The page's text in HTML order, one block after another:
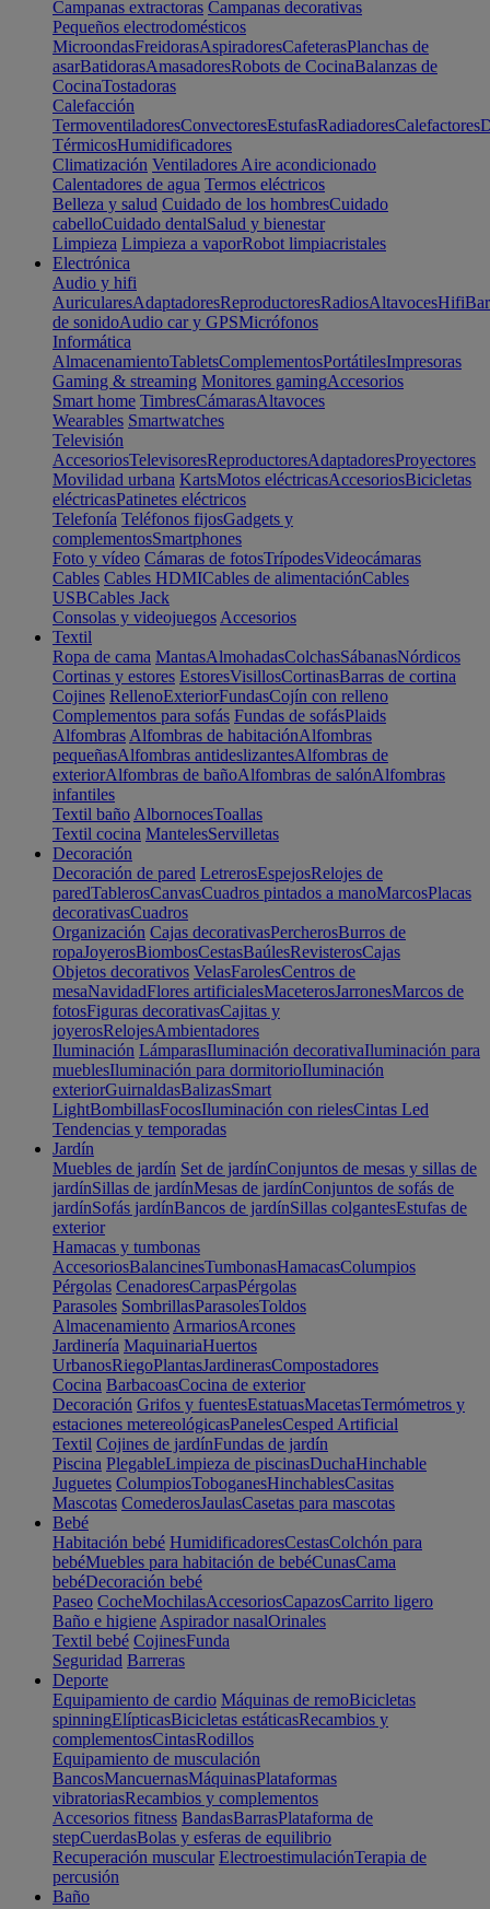
Campanas extractoras Campanas decorativas
Pequeños electrodomésticos
MicroondasFreidorasAspiradoresCafeterasPlanchas de
asarBatidorasAmasadoresRobots de CocinaBalanzas de
CocinaTostadoras
Calefacción
TermoventiladoresConvectoresEstufasRadiadoresCalefactores
TérmicosHumidificadores
Climatización Ventiladores Aire acondicionado
Calentadores de agua Termos eléctricos
Belleza y salud Cuidado de los hombresCuidado
cabelloCuidado dentalSalud y bienestar
Limpieza Limpieza a vaporRobot limpiacristales
Electrónica
Audio y hifi
AuricularesAdaptadoresReproductoresRadiosAltavocesHifi
de sonidoAudio car y GPSMicrófonos
Informática
AlmacenamientoTabletsComplementosPortátilesImpresoras
Gaming & streaming Monitores gamingAccesorios
Smart home TimbresCámarasAltavoces
Wearables Smartwatches
Televisión
AccesoriosTelevisoresReproductoresAdaptadoresProyectores
Movilidad urbana KartsMotos eléctricasAccesoriosBicicletas
eléctricasPatinetes eléctricos
Telefonía Teléfonos fijosGadgets y
complementosSmartphones
Foto y vídeo Cámaras de fotosTrípodesVideocámaras
Cables Cables HDMICables de alimentaciónCables
USBCables Jack
Consolas y videojuegos Accesorios
Textil
Ropa de cama MantasAlmohadasColchasSábanasNórdicos
Cortinas y estores EstoresVisillosCortinasBarras de cortina
Cojines RellenoExteriorFundasCojín con relleno
Complementos para sofás Fundas de sofásPlaids
Alfombras Alfombras de habitaciónAlfombras
pequeñasAlfombras antideslizantesAlfombras de
exteriorAlfombras de bañoAlfombras de salónAlfombras
infantiles
Textil baño AlbornocesToallas
Textil cocina MantelesServilletas
Decoración
Decoración de pared LetrerosEspejosRelojes de
paredTablerosCanvasCuadros pintados a manoMarcosPlacas
decorativasCuadros
Organización Cajas decorativasPercherosBurros de
ropaJoyerosBiombosCestasBaúlesRevisterosCajas
Objetos decorativos VelasFarolesCentros de
mesaNavidadFlores artificialesMaceterosJarronesMarcos de
fotosFiguras decorativasCajitas y
joyerosRelojesAmbientadores
Iluminación LámparasIluminación decorativaIluminación para
mueblesIluminación para dormitorioIluminación
exteriorGuirnaldasBalizasSmart
LightBombillasFocosIluminación con rielesCintas Led
Tendencias y temporadas
Jardín
Muebles de jardín Set de jardínConjuntos de mesas y sillas de
jardínSillas de jardínMesas de jardínConjuntos de sofás de
jardínSofás jardínBancos de jardínSillas colgantesEstufas de
exterior
Hamacas y tumbonas
AccesoriosBalancinesTumbonasHamacasColumpios
Pérgolas CenadoresCarpasPérgolas
Parasoles SombrillasParasolesToldos
Almacenamiento ArmariosArcones
Jardinería MaquinariaHuertos
UrbanosRiegoPlantasJardinerasCompostadores
Cocina BarbacoasCocina de exterior
Decoración Grifos y fuentesEstatuasMacetasTermómetros y
estaciones metereológicasPanelesCesped Artificial
Textil Cojines de jardínFundas de jardín
Piscina PlegableLimpieza de piscinasDuchaHinchable
Juguetes ColumpiosToboganesHinchablesCasitas
Mascotas ComederosJaulasCasetas para mascotas
Bebé
Habitación bebé HumidificadoresCestasColchón para
bebéMuebles para habitación de bebéCunasCama
bebéDecoración bebé
Paseo CocheMochilasAccesoriosCapazosCarrito ligero
Baño e higiene Aspirador nasalOrinales
Textil bebé CojinesFunda
Seguridad Barreras
Deporte
Equipamiento de cardio Máquinas de remoBicicletas
spinningElípticasBicicletas estáticasRecambios y
complementosCintasRodillos
Equipamiento de musculación
BancosMancuernasMáquinasPlataformas
vibratoriasRecambios y complementos
Accesorios fitness BandasBarrasPlataforma de
stepCuerdasBolas y esferas de equilibrio
Recuperación muscular ElectroestimulaciónTerapia de
percusión
Baño